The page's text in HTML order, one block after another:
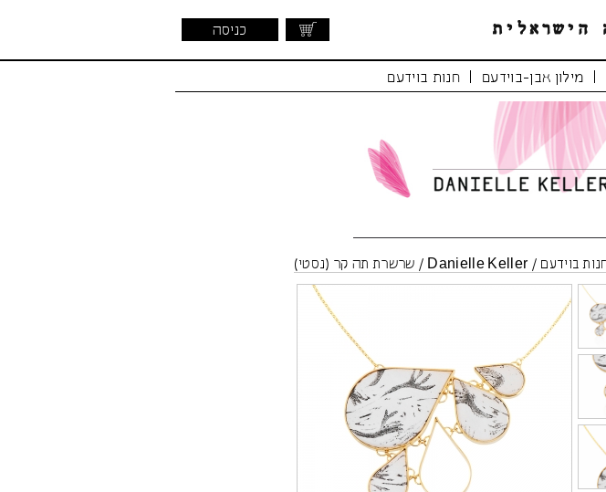
כניסה
מילון אבן-בוידעם חנות בוידעם
בוידעם /
Danielle Keller
/ שרשרת תה קר (נסטי)